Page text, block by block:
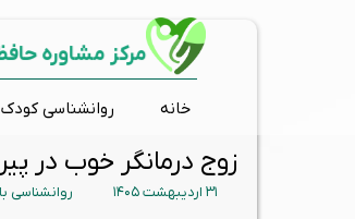
زوج درمانگر خوب در
۳۱ اردیبهشت ۱۴۰۵ روانشناسی
خانه روانشناسی کودک
ارزیابی و تشخیص روانی
کودکان استثنائی
اضطراب و استرس
درمان دوقطبی
مشاوره فردی
مشاوره تحصیلی
ارتقاء شناختی
ارتقاء توجه و تمرکز
مرکز مشاوره